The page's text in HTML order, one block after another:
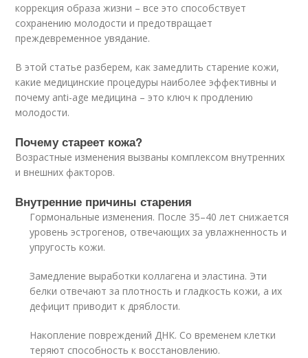
коррекция образа жизни – все это способствует
сохранению молодости и предотвращает
преждевременное увядание.
В этой статье разберем, как замедлить старение кожи,
какие медицинские процедуры наиболее эффективны и
почему anti-age медицина – это ключ к продлению
молодости.
Почему стареет кожа?
Возрастные изменения вызваны комплексом внутренних
и внешних факторов.
Внутренние причины старения
Гормональные изменения. После 35–40 лет снижается
уровень эстрогенов, отвечающих за увлажненность и
упругость кожи.
Замедление выработки коллагена и эластина. Эти
белки отвечают за плотность и гладкость кожи, а их
дефицит приводит к дряблости.
Накопление повреждений ДНК. Со временем клетки
теряют способность к восстановлению.